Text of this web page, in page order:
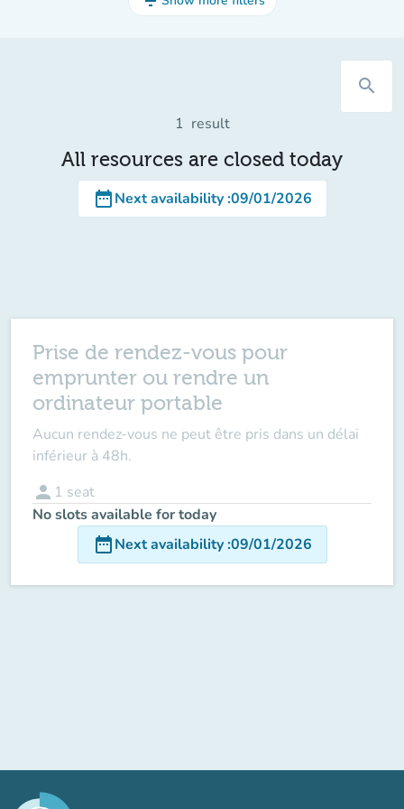
search
1 result
All resources are closed today
date_rangeNext availability:09/01/2026
Prise de rendez-vous pour
emprunter ou rendre un
ordinateur portable
Aucun rendez-vous ne peut être pris dans un délai
inférieur à 48h.
person 1 seat
No slots available for today
date_rangeNext availability:09/01/2026